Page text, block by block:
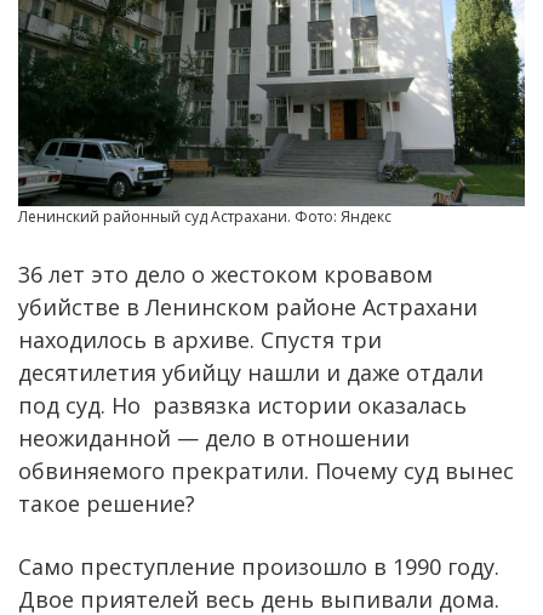
Ленинский районный суд Астрахани. Фото: Яндекс
36 лет это дело о жестоком кровавом
убийстве в Ленинском районе Астрахани
находилось в архиве. Спустя три
десятилетия убийцу нашли и даже отдали
под суд. Но развязка истории оказалась
неожиданной — дело в отношении
обвиняемого прекратили. Почему суд вынес
такое решение?
Само преступление произошло в 1990 году.
Двое приятелей весь день выпивали дома.